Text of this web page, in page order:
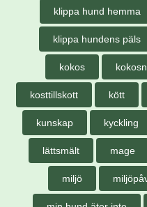
klippa hund hemma
klippa hundens päls
kokos
kosttillskott kött
kunskap kyckling
lättsmält mage
miljö